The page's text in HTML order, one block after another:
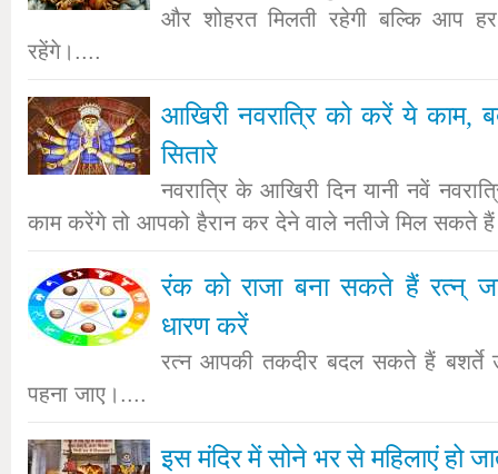
और शोहरत मिलती रहेगी बल्कि आप
रहेंगे।....
आखिरी नवरात्रि को करें ये काम,
सितारे
नवरात्रि के आखिरी दिन यानी नवें
काम करेंगे तो आपको हैरान कर देने वाले नतीजे मिल सकते
रंक को राजा बना सकते हैं रत्न्
धारण करें
रत्न आपकी तकदीर बदल सकते हैं बशर्ते
पहना जाए।....
इस मंदिर में सोने भर से महिलाएं हो